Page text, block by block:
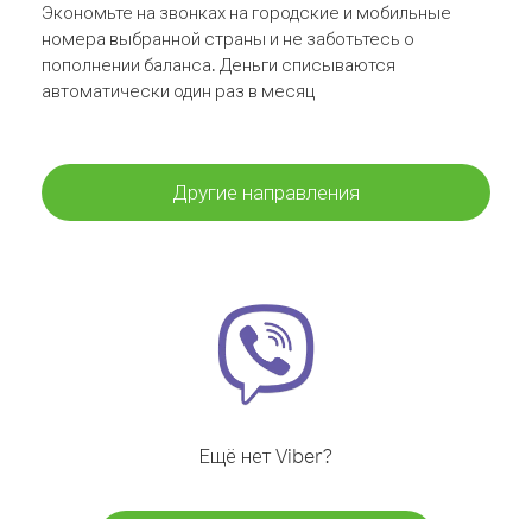
Экономьте на звонках на городские и мобильные
номера выбранной страны и не заботьтесь о
пополнении баланса. Деньги списываются
автоматически один раз в месяц
Другие направления
Ещё нет Viber?